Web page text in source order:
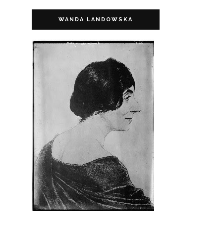
WANDA LANDOWSKA